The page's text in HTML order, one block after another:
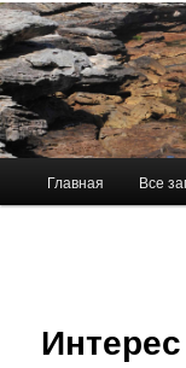
Главная Все